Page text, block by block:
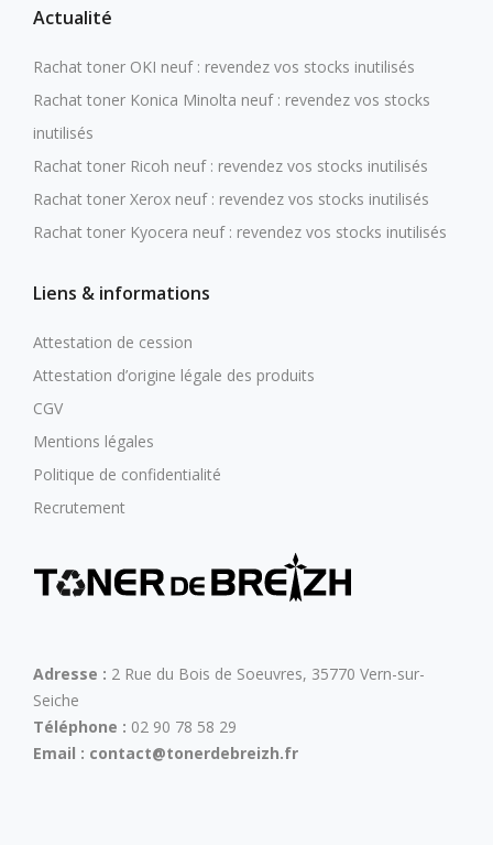
Actualité
Rachat toner OKI neuf : revendez vos stocks inutilisés
Rachat toner Konica Minolta neuf : revendez vos stocks
inutilisés
Rachat toner Ricoh neuf : revendez vos stocks inutilisés
Rachat toner Xerox neuf : revendez vos stocks inutilisés
Rachat toner Kyocera neuf : revendez vos stocks inutilisés
Liens & informations
Attestation de cession
Attestation d’origine légale des produits
CGV
Mentions légales
Politique de confidentialité
Recrutement
Adresse : 2 Rue du Bois de Soeuvres, 35770 Vern-sur-
Seiche
Téléphone : 02 90 78 58 29
Email : contact@tonerdebreizh.fr